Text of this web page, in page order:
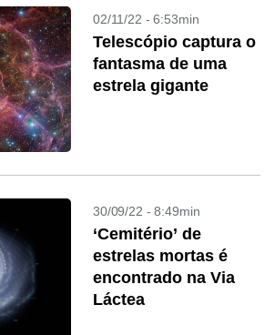
02/11/22 - 6:53min
Telescópio captura o
fantasma de uma
estrela gigante
30/09/22 - 8:49min
‘Cemitério’ de
estrelas mortas é
encontrado na Via
Láctea